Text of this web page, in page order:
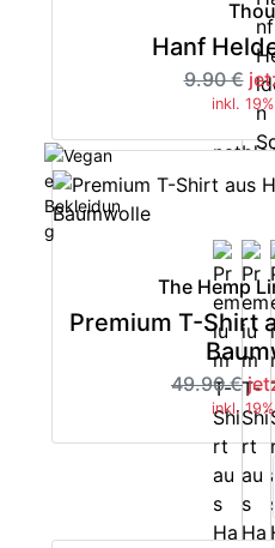
Hanf
9.90 €
inkl.
The Hemp
Premium T-Shirt
49.90 €
inkl.